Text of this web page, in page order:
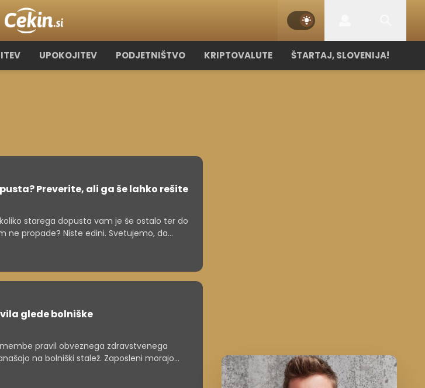
UPOKOJITEV PODJETNIŠTVO KRIPTOVALUTE ŠTARTAJ, SLOVENIJA!
Preverite, ali ga še lahko rešite
starega dopusta vam je še ostalo ter do
ne propade? Niste edini. Svetujemo, da
glede bolniške
pravil obveznega zdravstvenega
na bolniški stalež. Zaposleni morajo